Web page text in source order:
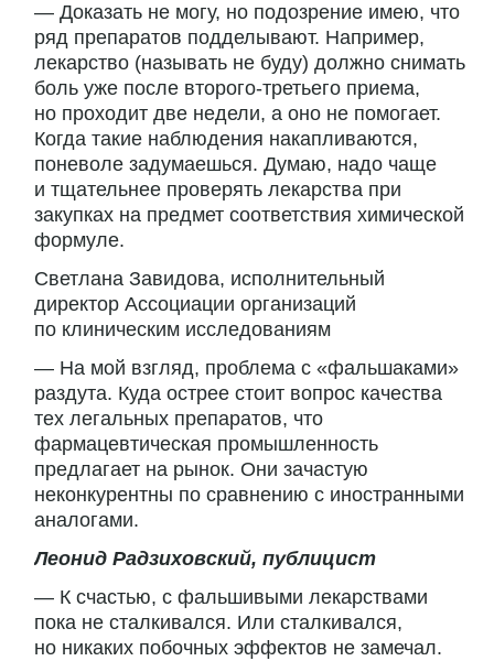
— Доказать не могу, но подозрение имею, что
ряд препаратов подделывают. Например,
лекарство (называть не буду) должно снимать
боль уже после второго-третьего приема,
но проходит две недели, а оно не помогает.
Когда такие наблюдения накапливаются,
поневоле задумаешься. Думаю, надо чаще
и тщательнее проверять лекарства при
закупках на предмет соответствия химической
формуле.
Светлана Завидова, исполнительный
директор Ассоциации организаций
по клиническим исследованиям
— На мой взгляд, проблема с «фальшаками»
раздута. Куда острее стоит вопрос качества
тех легальных препаратов, что
фармацевтическая промышленность
предлагает на рынок. Они зачастую
неконкурентны по сравнению с иностранными
аналогами.
Леонид Радзиховский, публицист
— К счастью, с фальшивыми лекарствами
пока не сталкивался. Или сталкивался,
но никаких побочных эффектов не замечал.